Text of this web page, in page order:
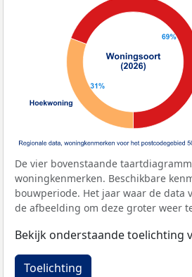
De vier bovenstaande
woningkenmerken. Beschikbare
bouwperiode. Het jaar waar de data
de afbeelding om deze groter weer
Bekijk onderstaande toelichting
Toelichting